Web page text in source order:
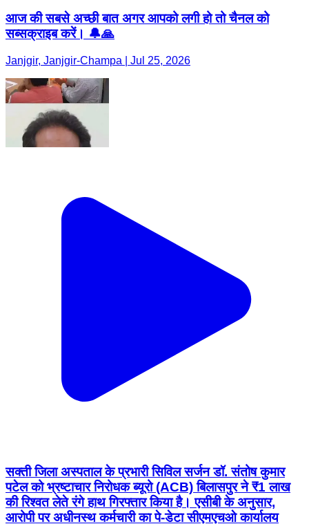
आज की सबसे अच्छी बात अगर आपको लगी हो तो चैनल को
सब्सक्राइब करें। 🔔🙏
Janjgir, Janjgir-Champa | Jul 25, 2026
सक्ती जिला अस्पताल के प्रभारी सिविल सर्जन डॉ. संतोष कुमार
पटेल को भ्रष्टाचार निरोधक ब्यूरो (ACB) बिलासपुर ने ₹1 लाख
की रिश्वत लेते रंगे हाथ गिरफ्तार किया है। एसीबी के अनुसार,
आरोपी पर अधीनस्थ कर्मचारी का पे-डेटा सीएमएचओ कार्यालय